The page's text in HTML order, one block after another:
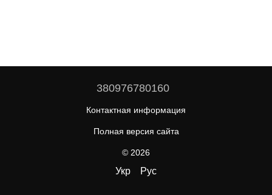
380976780160
Контактная информация
Полная версия сайта
© 2026
Укр Рус